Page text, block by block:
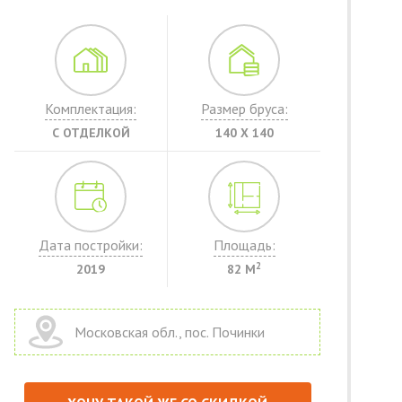
Комплектация:
С ОТДЕЛКОЙ
Размер бруса:
140 Х 140
Дата постройки:
2019
Площадь:
82 М2
Московская обл., пос. Починки